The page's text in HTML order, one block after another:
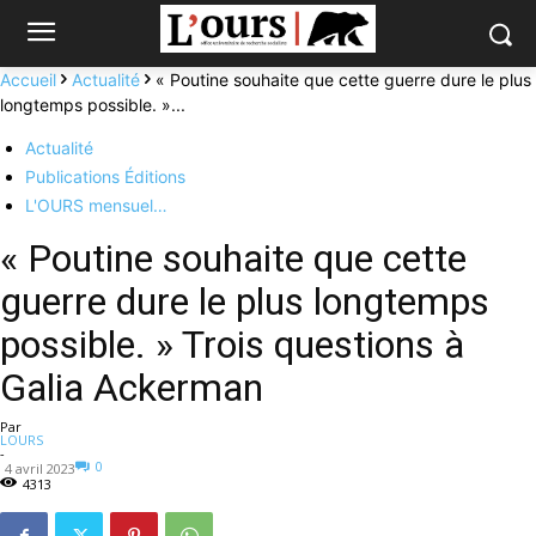
Accueil Actualité
« Poutine souhaite que cette guerre dure le plus
longtemps possible. »...
Actualité
Publications Éditions
L'OURS mensuel…
« Poutine souhaite que cette
guerre dure le plus longtemps
possible. » Trois questions à
Galia Ackerman
Par
LOURS
-
4 avril 2023
0
4313